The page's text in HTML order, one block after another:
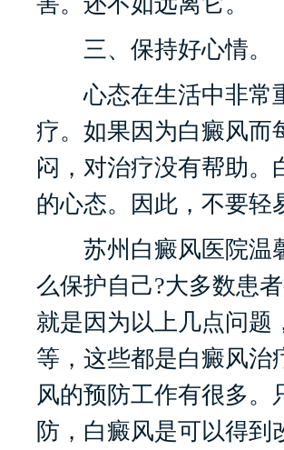
三、保持好心情。
心态在生活中非常
疗。如果因为白癜风而
闷，对治疗没有帮助。
的心态。因此，不要轻
苏州白癜风医院温
么保护自己?大多数患
就是因为以上几点问题
等，这些都是白癜风治
风的预防工作有很多。
防，白癜风是可以得到